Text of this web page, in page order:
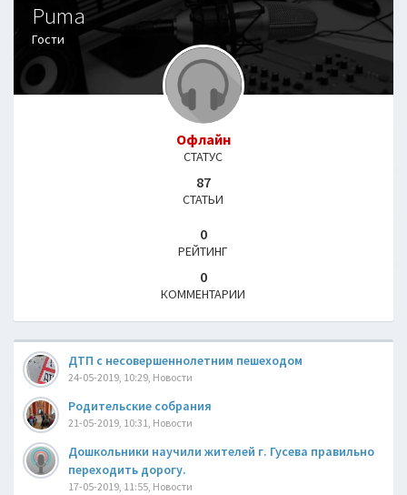
Puma
Гости
Офлайн
СТАТУС
87
СТАТЬИ
0
РЕЙТИНГ
0
КОММЕНТАРИИ
ДТП с несовершеннолетним пешеходом
24-05-2019, 10:29, Новости
Родительские собрания
21-05-2019, 10:31, Новости
Дошкольники научили жителей г. Гусева правильно
переходить дорогу.
17-05-2019, 11:55, Новости